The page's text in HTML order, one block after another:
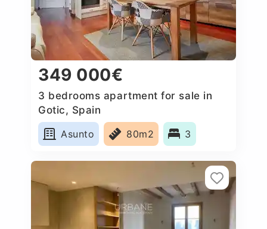
349 000€
3 bedrooms apartment for sale in
Gotic, Spain
Asunto
80m2 3